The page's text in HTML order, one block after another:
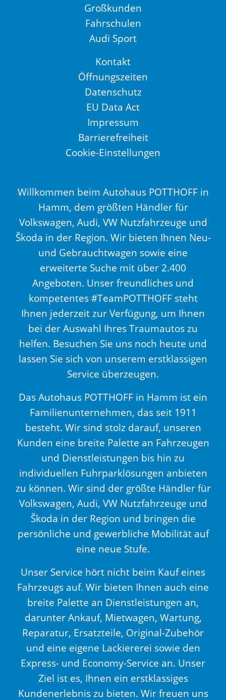
Großkunden
Fahrschulen
Audi Sport
Kontakt
Öffnungszeiten
Datenschutz
EU Data Act
Impressum
Barrierefreiheit
Cookie-Einstellungen
Willkommen beim Autohaus POTTHOFF in
Hamm, dem größten Händler für
Volkswagen, Audi, VW Nutzfahrzeuge und
Škoda in der Region. Wir bieten Ihnen Neu-
und Gebrauchtwagen sowie eine
erweiterte Suche mit über 2.400
Angeboten. Unser freundliches und
kompetentes #TeamPOTTHOFF steht
Ihnen jederzeit zur Verfügung, um Ihnen
bei der Auswahl Ihres Traumautos zu
helfen. Besuchen Sie uns noch heute und
lassen Sie sich von unserem erstklassigen
Service überzeugen.
Das Autohaus POTTHOFF in Hamm ist ein
Familienunternehmen, das seit 1911
besteht. Wir sind stolz darauf, unseren
Kunden eine breite Palette an Fahrzeugen
und Dienstleistungen bis hin zu
individuellen Fuhrparklösungen anbieten
zu können. Wir sind der größte Händler für
Volkswagen, Audi, VW Nutzfahrzeuge und
Škoda in der Region und bringen die
persönliche und gewerbliche Mobilität auf
eine neue Stufe.
Unser Service hört nicht beim Kauf eines
Fahrzeugs auf. Wir bieten Ihnen auch eine
breite Palette an Dienstleistungen an,
darunter Ankauf, Mietwagen, Wartung,
Reparatur, Ersatzteile, Original-Zubehör
und eine eigene Lackiererei sowie den
Express- und Economy-Service an. Unser
Ziel ist es, Ihnen ein erstklassiges
Kundenerlebnis zu bieten. Wir freuen uns